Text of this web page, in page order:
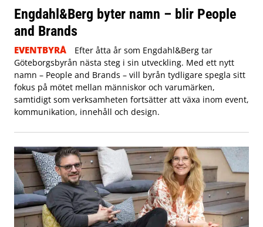
Engdahl&Berg byter namn – blir People
and Brands
EVENTBYRÅ
Efter åtta år som Engdahl&Berg tar
Göteborgsbyrån nästa steg i sin utveckling. Med ett nytt
namn – People and Brands – vill byrån tydligare spegla sitt
fokus på mötet mellan människor och varumärken,
samtidigt som verksamheten fortsätter att växa inom event,
kommunikation, innehåll och design.